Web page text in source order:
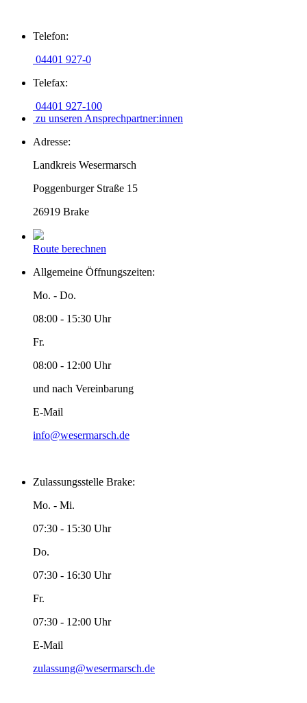
Inhalt
Telefon:
04401 927-0
Telefax:
04401 927-100
zu unseren Ansprechpartner:innen
Adresse:
Landkreis Wesermarsch
Poggenburger Straße 15
26919 Brake
Route berechnen
Allgemeine Öffnungszeiten:
Mo. - Do.
08:00 - 15:30 Uhr
Fr.
08:00 - 12:00 Uhr
und nach Vereinbarung
E-Mail
info@wesermarsch.de
Zulassungsstelle Brake:
Mo. - Mi.
07:30 - 15:30 Uhr
Do.
07:30 - 16:30 Uhr
Fr.
07:30 - 12:00 Uhr
E-Mail
zulassung@wesermarsch.de